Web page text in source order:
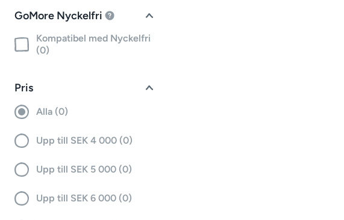
GoMore Nyckelfri
Kompatibel med Nyckelfri
(0)
Pris
Alla (0)
Upp till SEK 4 000 (0)
Upp till SEK 5 000 (0)
Upp till SEK 6 000 (0)